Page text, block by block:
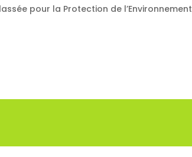
pour la Protection de l’Environnement